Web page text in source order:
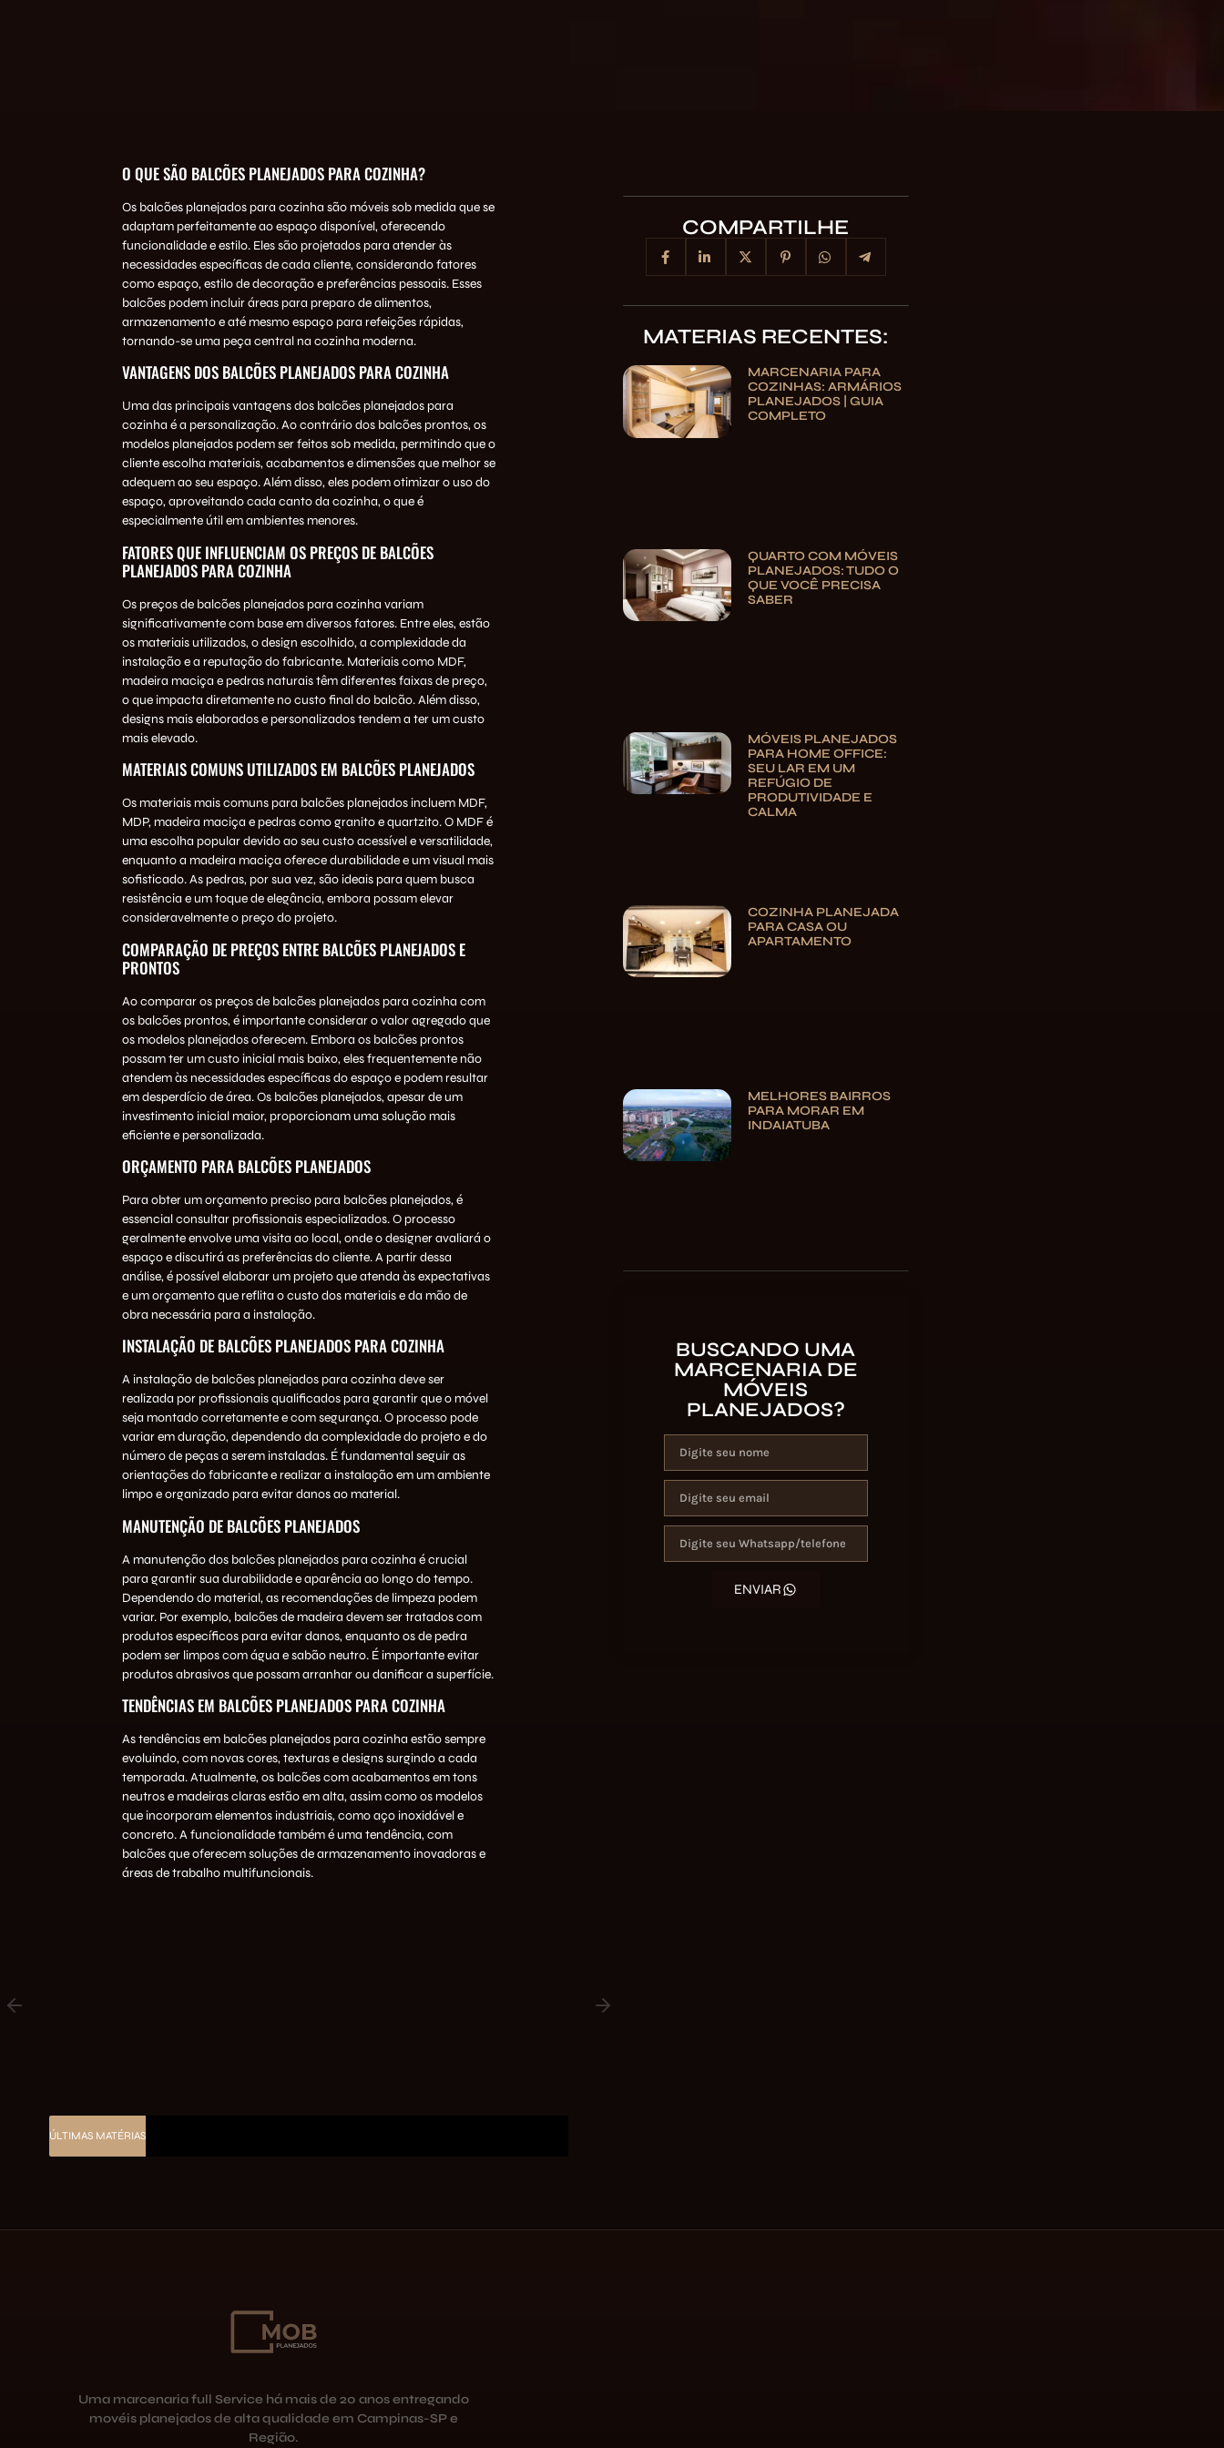
O QUE SÃO BALCÕES PLANEJADOS PARA COZINHA?
Os balcões planejados para cozinha são móveis sob medida que se
adaptam perfeitamente ao espaço disponível, oferecendo
funcionalidade e estilo. Eles são projetados para atender às
necessidades específicas de cada cliente, considerando fatores
como espaço, estilo de decoração e preferências pessoais. Esses
balcões podem incluir áreas para preparo de alimentos,
armazenamento e até mesmo espaço para refeições rápidas,
tornando-se uma peça central na cozinha moderna.
VANTAGENS DOS BALCÕES PLANEJADOS PARA COZINHA
Uma das principais vantagens dos balcões planejados para
cozinha é a personalização. Ao contrário dos balcões prontos, os
modelos planejados podem ser feitos sob medida, permitindo que o
cliente escolha materiais, acabamentos e dimensões que melhor se
adequem ao seu espaço. Além disso, eles podem otimizar o uso do
espaço, aproveitando cada canto da cozinha, o que é
especialmente útil em ambientes menores.
FATORES QUE INFLUENCIAM OS PREÇOS DE BALCÕES
PLANEJADOS PARA COZINHA
Os preços de balcões planejados para cozinha variam
significativamente com base em diversos fatores. Entre eles, estão
os materiais utilizados, o design escolhido, a complexidade da
instalação e a reputação do fabricante. Materiais como MDF,
madeira maciça e pedras naturais têm diferentes faixas de preço,
o que impacta diretamente no custo final do balcão. Além disso,
designs mais elaborados e personalizados tendem a ter um custo
mais elevado.
MATERIAIS COMUNS UTILIZADOS EM BALCÕES PLANEJADOS
Os materiais mais comuns para balcões planejados incluem MDF,
MDP, madeira maciça e pedras como granito e quartzito. O MDF é
uma escolha popular devido ao seu custo acessível e versatilidade,
enquanto a madeira maciça oferece durabilidade e um visual mais
sofisticado. As pedras, por sua vez, são ideais para quem busca
resistência e um toque de elegância, embora possam elevar
consideravelmente o preço do projeto.
COMPARAÇÃO DE PREÇOS ENTRE BALCÕES PLANEJADOS E
PRONTOS
Ao comparar os preços de balcões planejados para cozinha com
os balcões prontos, é importante considerar o valor agregado que
os modelos planejados oferecem. Embora os balcões prontos
possam ter um custo inicial mais baixo, eles frequentemente não
atendem às necessidades específicas do espaço e podem resultar
em desperdício de área. Os balcões planejados, apesar de um
investimento inicial maior, proporcionam uma solução mais
eficiente e personalizada.
ORÇAMENTO PARA BALCÕES PLANEJADOS
Para obter um orçamento preciso para balcões planejados, é
essencial consultar profissionais especializados. O processo
geralmente envolve uma visita ao local, onde o designer avaliará o
espaço e discutirá as preferências do cliente. A partir dessa
análise, é possível elaborar um projeto que atenda às expectativas
e um orçamento que reflita o custo dos materiais e da mão de
obra necessária para a instalação.
INSTALAÇÃO DE BALCÕES PLANEJADOS PARA COZINHA
A instalação de balcões planejados para cozinha deve ser
realizada por profissionais qualificados para garantir que o móvel
seja montado corretamente e com segurança. O processo pode
variar em duração, dependendo da complexidade do projeto e do
número de peças a serem instaladas. É fundamental seguir as
orientações do fabricante e realizar a instalação em um ambiente
limpo e organizado para evitar danos ao material.
MANUTENÇÃO DE BALCÕES PLANEJADOS
A manutenção dos balcões planejados para cozinha é crucial
para garantir sua durabilidade e aparência ao longo do tempo.
Dependendo do material, as recomendações de limpeza podem
variar. Por exemplo, balcões de madeira devem ser tratados com
produtos específicos para evitar danos, enquanto os de pedra
podem ser limpos com água e sabão neutro. É importante evitar
produtos abrasivos que possam arranhar ou danificar a superfície.
TENDÊNCIAS EM BALCÕES PLANEJADOS PARA COZINHA
As tendências em balcões planejados para cozinha estão sempre
evoluindo, com novas cores, texturas e designs surgindo a cada
temporada. Atualmente, os balcões com acabamentos em tons
neutros e madeiras claras estão em alta, assim como os modelos
que incorporam elementos industriais, como aço inoxidável e
concreto. A funcionalidade também é uma tendência, com
balcões que oferecem soluções de armazenamento inovadoras e
áreas de trabalho multifuncionais.
ÚLTIMAS MATÉRIAS
COMPARTILHE
MATERIAS RECENTES:
MARCENARIA PARA
COZINHAS: ARMÁRIOS
PLANEJADOS | GUIA
COMPLETO
QUARTO COM MÓVEIS
PLANEJADOS: TUDO O
QUE VOCÊ PRECISA
SABER
MÓVEIS PLANEJADOS
PARA HOME OFFICE:
SEU LAR EM UM
REFÚGIO DE
PRODUTIVIDADE E
CALMA
COZINHA PLANEJADA
PARA CASA OU
APARTAMENTO
MELHORES BAIRROS
PARA MORAR EM
INDAIATUBA
BUSCANDO UMA
MARCENARIA DE
MÓVEIS
PLANEJADOS?
ENVIAR
Uma marcenaria full Service há mais de 20 anos entregando
movéis planejados de alta qualidade em Campinas-SP e
Região.